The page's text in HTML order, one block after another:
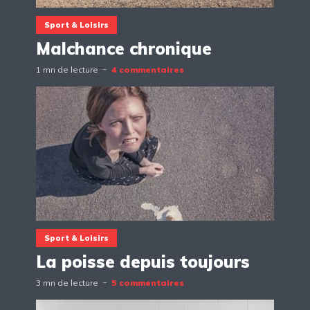
Sport & Loisirs
Malchance chronique
1 mn de lecture 4 commentaires
Sport & Loisirs
La poisse depuis toujours
3 mn de lecture 5 commentaires